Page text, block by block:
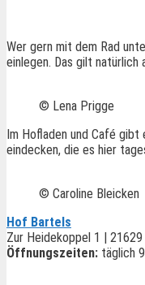
Wer gern mit dem Rad
einlegen. Das gilt
© Lena Prigge
Im Hofladen und Café
eindecken, die es hier
© Caroline Bleicken
Hof Bartels
Zur Heidekoppel 1 |
Öffnungszeiten: täglich